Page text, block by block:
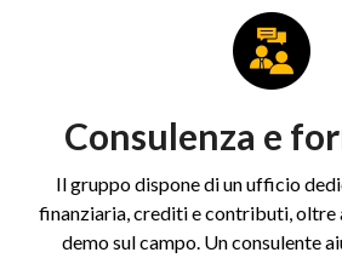
Consulenza e
Il gruppo dispone di un ufficio
finanziaria, crediti e contributi, oltre
demo sul campo. Un consulente